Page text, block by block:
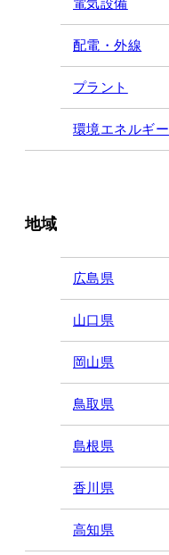
配電・外線
プラント
環境エネルギー
地域
広島県
山口県
岡山県
鳥取県
島根県
香川県
高知県